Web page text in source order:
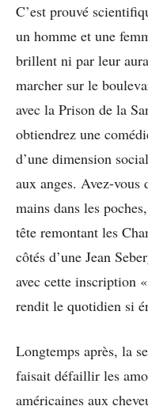
C’est prouvé
un homme et une
brillent ni par leur
marcher sur le
avec la Prison de la
obtiendrez une
d’une dimension
aux anges. Avez-vous
mains dans les
tête remontant les
côtés d’une Jean
avec cette inscription «
rendit le quotidien si
Longtemps après, la
faisait défaillir les
américaines aux